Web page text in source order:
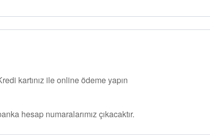
kartınız ile online ödeme yapın
hesap numaralarımız çıkacaktır.